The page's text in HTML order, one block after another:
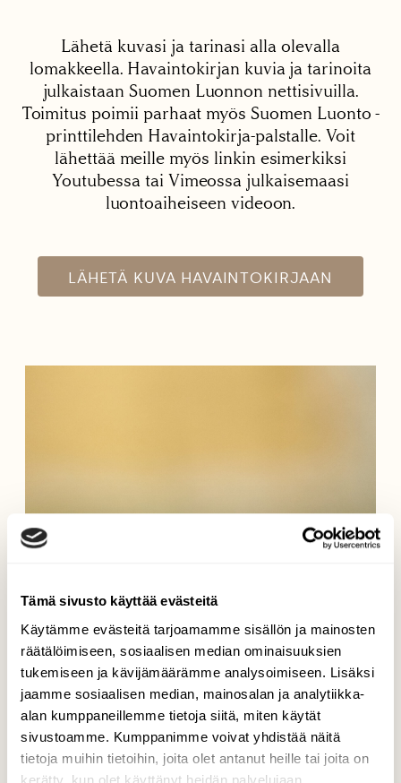
Tämä sivusto käyttää evästeitä
Käytämme evästeitä tarjoamamme sisällön ja mainosten
räätälöimiseen, sosiaalisen median ominaisuuksien
tukemiseen ja kävijämäärämme analysoimiseen. Lisäksi
jaamme sosiaalisen median, mainosalan ja analytiikka-
alan kumppaneillemme tietoja siitä, miten käytät
sivustoamme. Kumppanimme voivat yhdistää näitä
tietoja muihin tietoihin, joita olet antanut heille tai joita on
kerätty, kun olet käyttänyt heidän palvelujaan.
Lähetä kuvasi ja tarinasi alla olevalla
lomakkeella. Havaintokirjan kuvia ja tarinoita
julkaistaan Suomen Luonnon nettisivuilla.
Toimitus poimii parhaat myös Suomen Luonto -
printtilehden Havaintokirja-palstalle. Voit
lähettää meille myös linkin esimerkiksi
Youtubessa tai Vimeossa julkaisemaasi
luontoaiheiseen videoon.
LÄHETÄ KUVA HAVAINTOKIRJAAN